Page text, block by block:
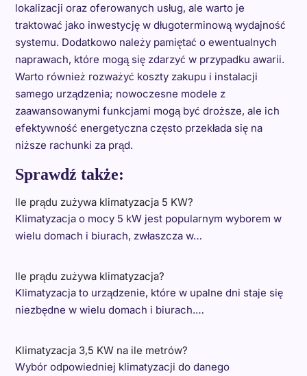
lokalizacji oraz oferowanych usług, ale warto je
traktować jako inwestycję w długoterminową wydajność
systemu. Dodatkowo należy pamiętać o ewentualnych
naprawach, które mogą się zdarzyć w przypadku awarii.
Warto również rozważyć koszty zakupu i instalacji
samego urządzenia; nowoczesne modele z
zaawansowanymi funkcjami mogą być droższe, ale ich
efektywność energetyczna często przekłada się na
niższe rachunki za prąd.
Sprawdź także:
Ile prądu zużywa klimatyzacja 5 KW?
Klimatyzacja o mocy 5 kW jest popularnym wyborem w
wielu domach i biurach, zwłaszcza w…
Ile prądu zużywa klimatyzacja?
Klimatyzacja to urządzenie, które w upalne dni staje się
niezbędne w wielu domach i biurach.…
Klimatyzacja 3,5 KW na ile metrów?
Wybór odpowiedniej klimatyzacji do danego